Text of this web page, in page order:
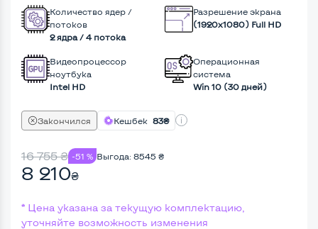
Количество ядер /
потоков
2 ядра / 4 потока
Разрешение экрана
(1920х1080) Full HD
Видеопроцессор
ноутбука
Intel HD
Операционная
система
Win 10 (30 дней)
Закончился Кешбек 83₴
16 755₴ -51 % Выгода: 8545 ₴
8 210₴
* Цена указана за текущую комплектацию,
уточняйте возможность изменения